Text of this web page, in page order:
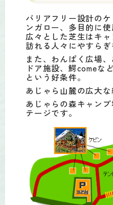
バリアフリー設計の
ンガロー、多目的に使
広々とした芝生はキャ
訪れる人々にやすらぎ
また、わんぱく広場
ドア施設、鰐comeな
という好条件。
あじゃら山麓の広大な
あじゃらの森キャン
テージです。